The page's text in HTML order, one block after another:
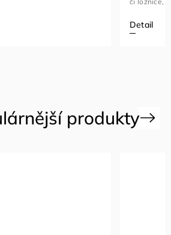
Detail
Next